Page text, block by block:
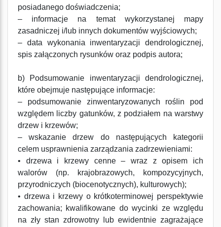
posiadanego doświadczenia;
– informacje na temat wykorzystanej mapy
zasadniczej i/lub innych dokumentów wyjściowych;
– data wykonania inwentaryzacji dendrologicznej,
spis załączonych rysunków oraz podpis autora;
b) Podsumowanie inwentaryzacji dendrologicznej,
które obejmuje następujące informacje:
– podsumowanie zinwentaryzowanych roślin pod
względem liczby gatunków, z podziałem na warstwy
drzew i krzewów;
– wskazanie drzew do następujących kategorii
celem usprawnienia zarządzania zadrzewieniami:
• drzewa i krzewy cenne – wraz z opisem ich
walorów (np. krajobrazowych, kompozycyjnych,
przyrodniczych (biocenotycznych), kulturowych);
• drzewa i krzewy o krótkoterminowej perspektywie
zachowania; kwalifikowane do wycinki ze względu
na zły stan zdrowotny lub ewidentnie zagrażające